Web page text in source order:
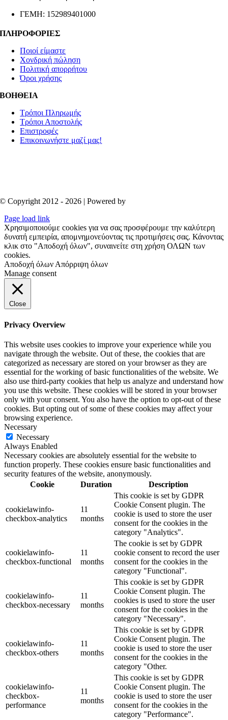
ΓΕΜΗ: 152989401000
ΠΛΗΡΟΦΟΡΙΕΣ
Ποιοί είμαστε
Χονδρική πώληση
Πολιτική απορρήτου
Όροι χρήσης
ΒΟΗΘΕΙΑ
Τρόποι Πληρωμής
Τρόποι Αποστολής
Επιστροφές
Επικοινωνήστε μαζί μας!
© Copyright 2012 - 2026 | Powered by
Page load link
Χρησιμοποιούμε cookies για να σας προσφέρουμε την καλύτερη
δυνατή εμπειρία, απομνημονεύοντας τις προτιμήσεις σας. Κάνοντας
κλικ στο "Αποδοχή όλων", συναινείτε στη χρήση ΟΛΩΝ των
cookies.
Αποδοχή όλων Απόρριψη όλων
Manage consent
Close
Privacy Overview
This website uses cookies to improve your experience while you
navigate through the website. Out of these, the cookies that are
categorized as necessary are stored on your browser as they are
essential for the working of basic functionalities of the website. We
also use third-party cookies that help us analyze and understand how
you use this website. These cookies will be stored in your browser
only with your consent. You also have the option to opt-out of these
cookies. But opting out of some of these cookies may affect your
browsing experience.
Necessary
Necessary
Always Enabled
Necessary cookies are absolutely essential for the website to
function properly. These cookies ensure basic functionalities and
security features of the website, anonymously.
Cookie
Duration Description
cookielawinfo-
checkbox-analytics
11
months
This cookie is set by GDPR
Cookie Consent plugin. The
cookie is used to store the user
consent for the cookies in the
category "Analytics".
cookielawinfo-
checkbox-functional
11
months
The cookie is set by GDPR
cookie consent to record the user
consent for the cookies in the
category "Functional".
cookielawinfo-
checkbox-necessary
11
months
This cookie is set by GDPR
Cookie Consent plugin. The
cookies is used to store the user
consent for the cookies in the
category "Necessary".
cookielawinfo-
checkbox-others
11
months
This cookie is set by GDPR
Cookie Consent plugin. The
cookie is used to store the user
consent for the cookies in the
category "Other.
cookielawinfo-
checkbox-
performance
11
months
This cookie is set by GDPR
Cookie Consent plugin. The
cookie is used to store the user
consent for the cookies in the
category "Performance".